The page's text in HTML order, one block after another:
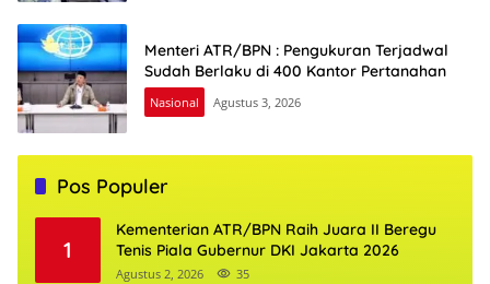
Menteri ATR/BPN : Pengukuran Terjadwal
Sudah Berlaku di 400 Kantor Pertanahan
Nasional Agustus 3, 2026
Pos Populer
1
Kementerian ATR/BPN Raih Juara II Beregu
Tenis Piala Gubernur DKI Jakarta 2026
Agustus 2, 2026 35